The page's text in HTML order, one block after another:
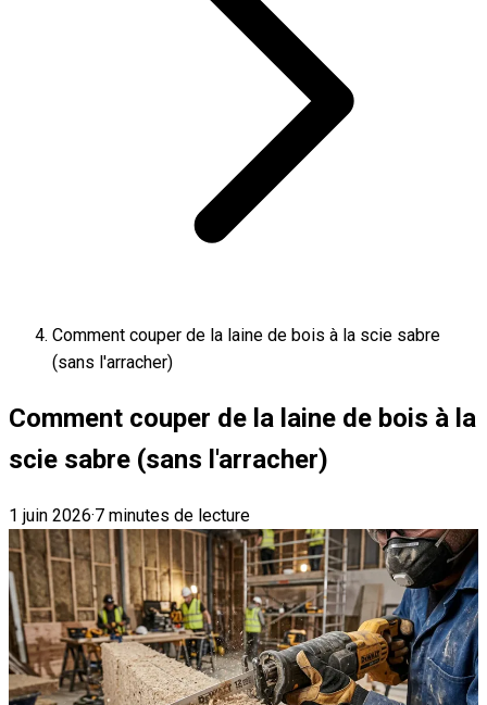
Comment couper de la laine de bois à la scie sabre
(sans l'arracher)
Comment couper de la laine de bois à la
scie sabre (sans l'arracher)
1 juin 2026·7 minutes de lecture